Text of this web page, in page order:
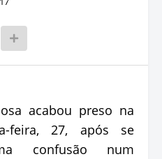
acabou preso na
feira, 27, após se
confusão num